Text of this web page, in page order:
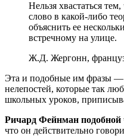
Нельзя хвастаться
слово в какой-либо
объяснить ее
встречному на улице.
Ж.Д. Жергонн,
Эта и подобные им фразы —
нелепостей, которые так
школьных уроков,
Ричард Фейнман подобной
что он действительно